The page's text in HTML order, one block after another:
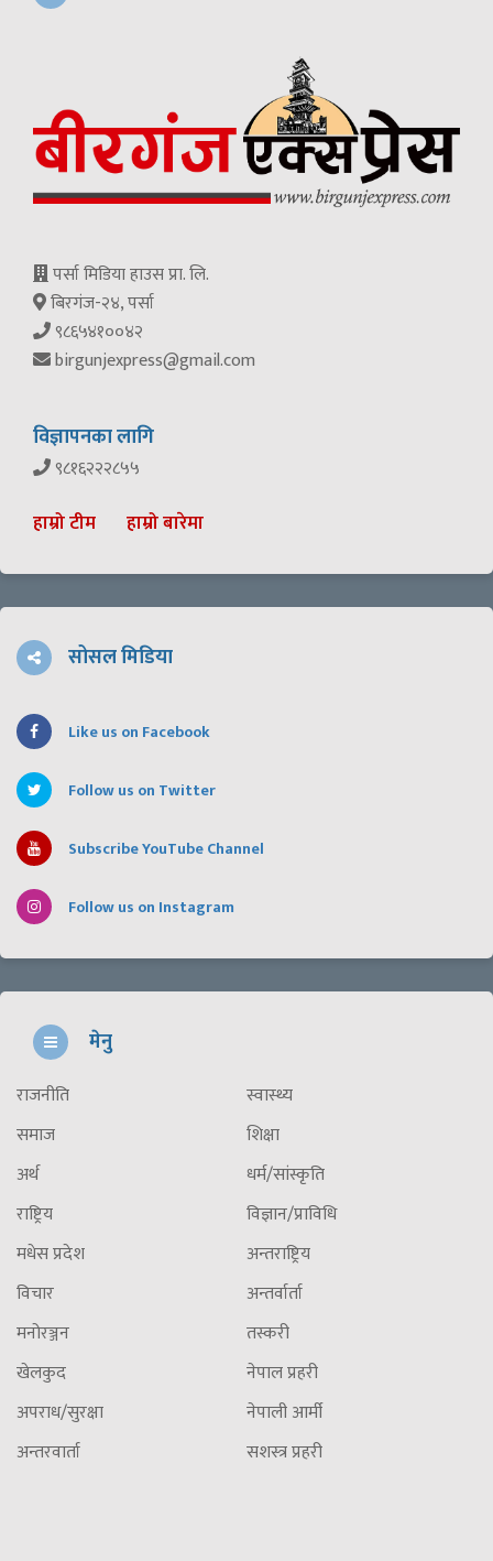
पर्सा मिडिया हाउस प्रा. लि.
बिरगंज-२४, पर्सा
९८६५४१००४२
birgunjexpress@gmail.com
विज्ञापनका लागि
९८१६२२२८५५
हाम्रो टीम हाम्रो बारेमा
सोसल मिडिया
Like us on Facebook
Follow us on Twitter
Subscribe YouTube Channel
Follow us on Instagram
मेनु
राजनीति
समाज
अर्थ
राष्ट्रिय
मधेस प्रदेश
विचार
मनोरञ्जन
खेलकुद
अपराध/सुरक्षा
अन्तरवार्ता
स्वास्थ्य
शिक्षा
धर्म/सांस्कृति
विज्ञान/प्राविधि
अन्तराष्ट्रिय
अन्तर्वार्ता
तस्करी
नेपाल प्रहरी
नेपाली आर्मी
सशस्त्र प्रहरी